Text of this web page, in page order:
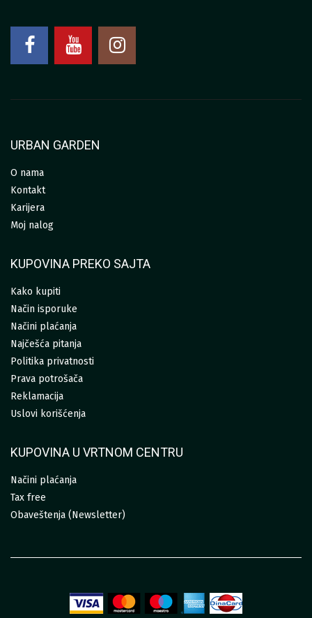
URBAN GARDEN
O nama
Kontakt
Karijera
Moj nalog
KUPOVINA PREKO SAJTA
Kako kupiti
Način isporuke
Načini plaćanja
Najčešća pitanja
Politika privatnosti
Prava potrošača
Reklamacija
Uslovi korišćenja
KUPOVINA U VRTNOM CENTRU
Načini plaćanja
Tax free
Obaveštenja (Newsletter)